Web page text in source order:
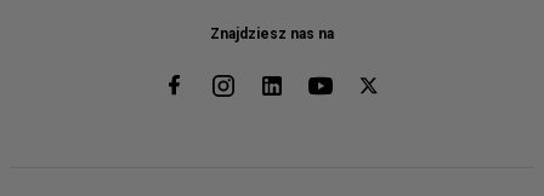
Znajdziesz nas na